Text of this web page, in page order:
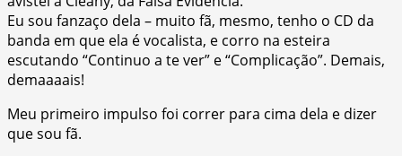
Eu sou fanzaço dela – muito fã, mesmo, tenho o CD da
banda em que ela é vocalista, e corro na esteira
escutando “Continuo a te ver” e “Complicação”. Demais,
demaaaais!
Meu primeiro impulso foi correr para cima dela e dizer
que sou fã.